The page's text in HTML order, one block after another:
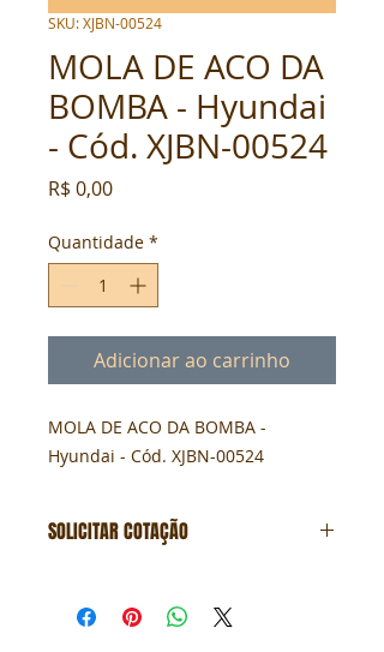
SKU: XJBN-00524
MOLA DE ACO DA
BOMBA - Hyundai
- Cód. XJBN-00524
R$ 0,00Preço
Quantidade *
Adicionar ao carrinho
MOLA DE ACO DA BOMBA -
Hyundai - Cód. XJBN-00524
SOLICITAR COTAÇÃO